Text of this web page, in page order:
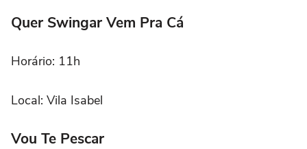
Quer Swingar Vem Pra Cá
Horário: 11h
Local: Vila Isabel
Vou Te Pescar